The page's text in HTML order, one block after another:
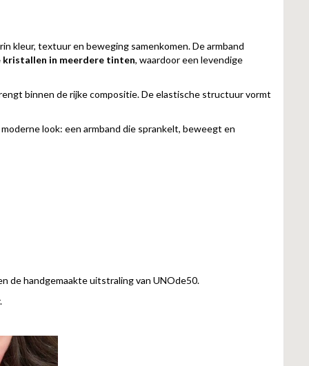
kleur, textuur en beweging samenkomen. De armband
in meerdere tinten, waardoor een levendige
binnen de rijke compositie. De elastische structuur vormt
look: een armband die sprankelt, beweegt en
de handgemaakte uitstraling van UNOde50.